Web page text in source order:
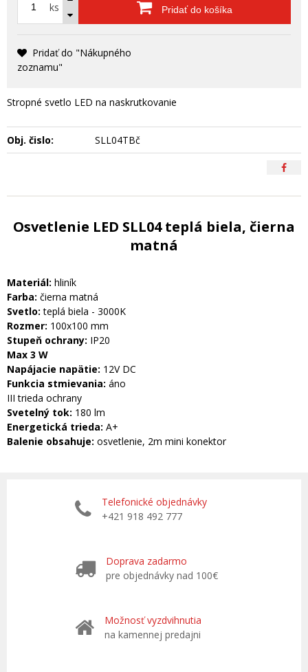
ks Pridať do košíka
Pridať do "Nákupného
zoznamu"
Stropné svetlo LED na naskrutkovanie
Obj. čislo: SLL04TBč
Osvetlenie LED SLL04 teplá biela, čierna
matná
Materiál: hliník
Farba: čierna matná
Svetlo: teplá biela - 3000K
Rozmer: 100x100 mm
Stupeň ochrany: IP20
Max 3 W
Napájacie napätie: 12V DC
Funkcia stmievania: áno
III trieda ochrany
Svetelný tok: 180 lm
Energetická trieda: A+
Balenie obsahuje: osvetlenie, 2m mini konektor
Telefonické objednávky
+421 918 492 777
Doprava zadarmo
pre objednávky nad 100€
Možnosť vyzdvihnutia
na kamennej predajni